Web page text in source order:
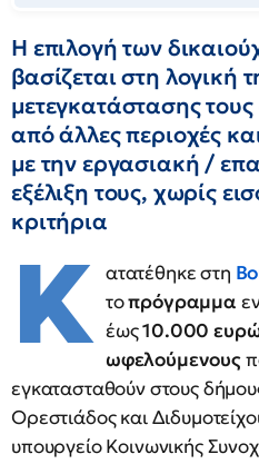
Η επιλογή των
βασίζεται στη λογική
μετεγκατάστασης
από άλλες περιοχές
με την εργασιακή /
εξέλιξη τους, χωρίς
κριτήρια
K ατατέθηκε στη
τοπρόγραμμα
έως10.000
ωφελούμενους
εγκατασταθούν στους
Ορεστιάδος και
υπουργείο Κοινωνικής